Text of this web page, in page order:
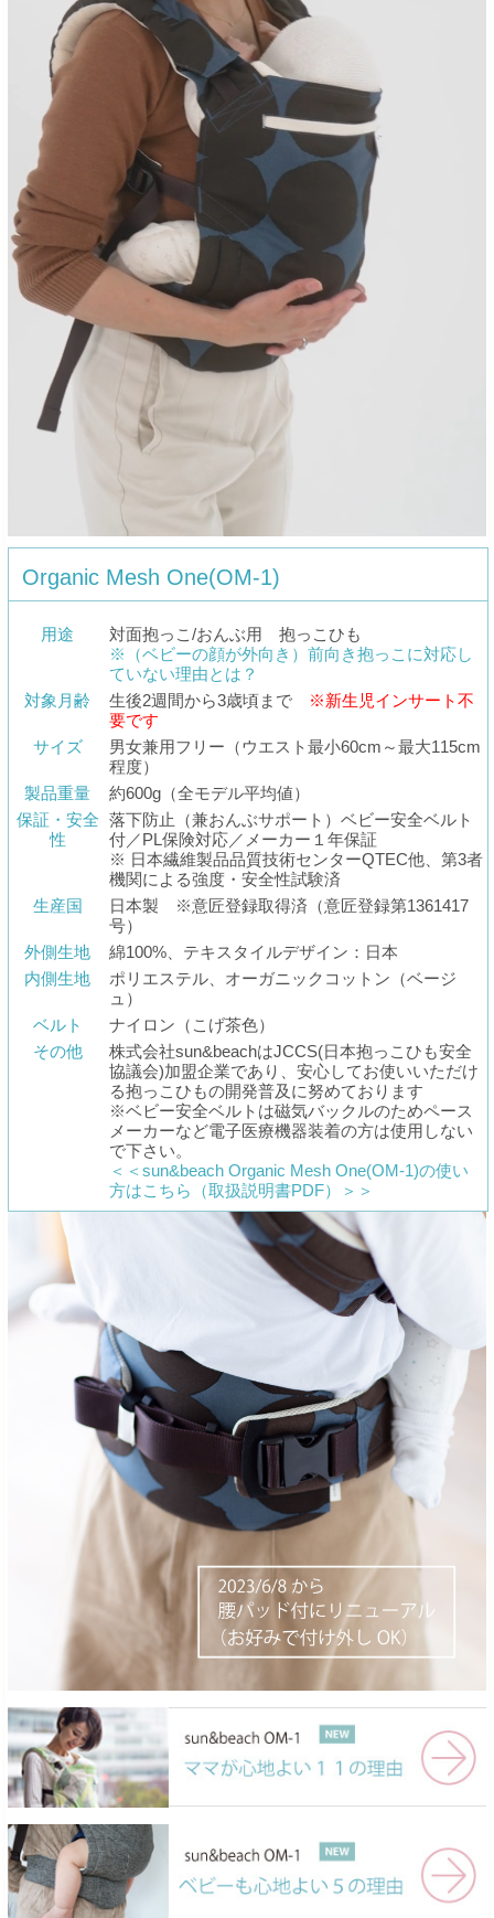
Organic Mesh One(OM-1)
用途
対面抱っこ/おんぶ用 抱っこひも
※（ベビーの顔が外向き）前向き抱っこに対応し
ていない理由とは？
対象月齢
生後2週間から3歳頃まで
※新生児インサート不
要です
サイズ
男女兼用フリー（ウエスト最小60cm～最大115cm
程度）
製品重量
約600g（全モデル平均値）
保証・安全
性
落下防止（兼おんぶサポート）ベビー安全ベルト
付／PL保険対応／メーカー１年保証
※ 日本繊維製品品質技術センターQTEC他、第3者
機関による強度・安全性試験済
生産国
日本製 ※意匠登録取得済（意匠登録第1361417
号）
外側生地
綿100%、テキスタイルデザイン：日本
内側生地
ポリエステル、オーガニックコットン（ベージ
ュ）
ベルト
ナイロン（こげ茶色）
その他
株式会社sun&beachはJCCS(日本抱っこひも安全
協議会)加盟企業であり、安心してお使いいただけ
る抱っこひもの開発普及に努めております
※ベビー安全ベルトは磁気バックルのためペース
メーカーなど電子医療機器装着の方は使用しない
で下さい。
＜＜sun&beach Organic Mesh One(OM-1)の使い
方はこちら（取扱説明書PDF）＞＞